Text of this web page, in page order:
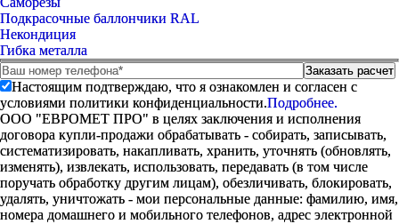
Подкрасочные баллончики RAL
Некондиция
Гибка металла
Настоящим подтверждаю, что я ознакомлен и согласен с
условиями политики конфиденциальности.Подробнее.
ООО "ЕВРОМЕТ ПРО" в целях заключения и исполнения
договора купли-продажи обрабатывать - собирать, записывать,
систематизировать, накапливать, хранить, уточнять (обновлять,
изменять), извлекать, использовать, передавать (в том числе
поручать обработку другим лицам), обезличивать, блокировать,
удалять, уничтожать - мои персональные данные: фамилию, имя,
номера домашнего и мобильного телефонов, адрес электронной